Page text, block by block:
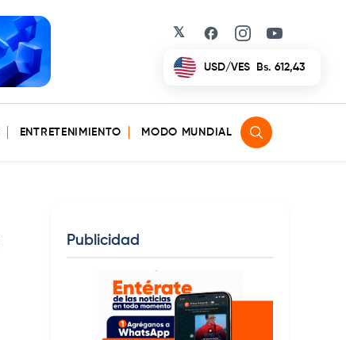
𝕏 Facebook
Instagram
YouTube
USD/VES Bs. 612,43
ENTRETENIMIENTO MODO MUNDIAL
Publicidad